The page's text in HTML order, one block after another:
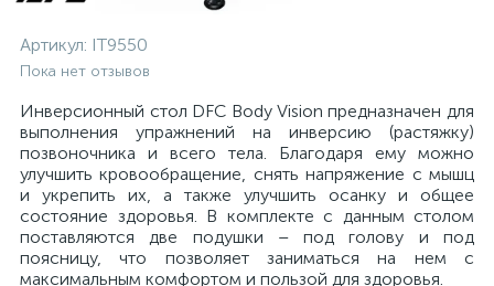
Артикул: IT9550
Пока нет отзывов
Инверсионный стол DFC Body Vision предназначен для
выполнения упражнений на инверсию (растяжку)
позвоночника и всего тела. Благодаря ему можно
улучшить кровообращение, снять напряжение с мышц
и укрепить их, а также улучшить осанку и общее
состояние здоровья. В комплекте с данным столом
поставляются две подушки – под голову и под
поясницу, что позволяет заниматься на нем с
максимальным комфортом и пользой для здоровья.